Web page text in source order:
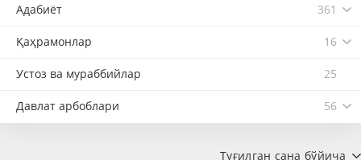
Адабиёт 361
Қаҳрамонлар 16
Устоз ва мураббийлар 25
Давлат арбоблари 56
Туғилган сана бўйича